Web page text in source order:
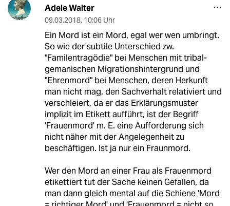
Adele Walter
09.03.2018, 10:06 Uhr
Ein Mord ist ein Mord, egal wer wen umbringt.
So wie der subtile Unterschied zw.
"Familentragödie" bei Menschen mit tribal-
gemanischen Migrationshintergrund und
"Ehrenmord" bei Menschen, deren Herkunft
man nicht mag, den Sachverhalt relativiert und
verschleiert, da er das Erklärungsmuster
implizit im Etikett aufführt, ist der Begriff
'Frauenmord' m. E. eine Aufforderung sich
nicht näher mit der Angelegenheit zu
beschäftigen. Ist ja nur ein Fraunmord.
Wer den Mord an einer Frau als Frauenmord
etikettiert tut der Sache keinen Gefallen, da
man dann gleich mental auf die Schiene 'Mord